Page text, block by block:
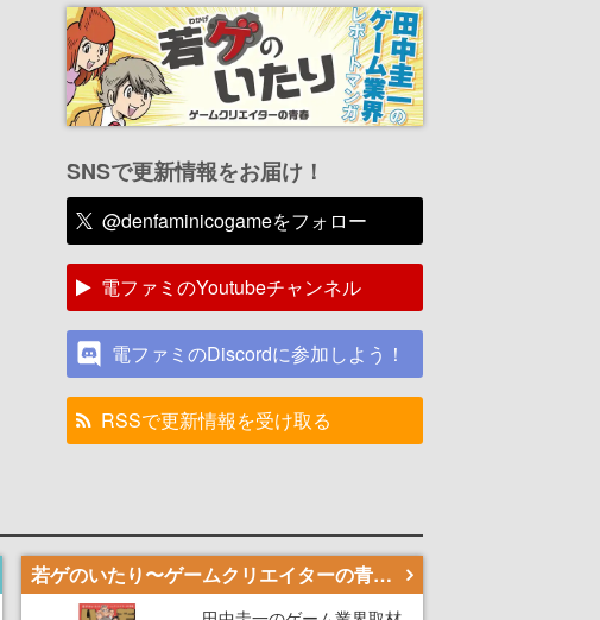
SNSで更新情報をお届け！
@denfaminicogameをフォロー
電ファミのYoutubeチャンネル
電ファミのDiscordに参加しよう！
RSSで更新情報を受け取る
若ゲのいたり〜ゲームクリエイターの青春〜